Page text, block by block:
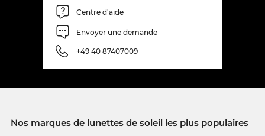
Centre d'aide
Envoyer une demande
+49 40 87407009
Nos marques de lunettes de soleil les plus populaires